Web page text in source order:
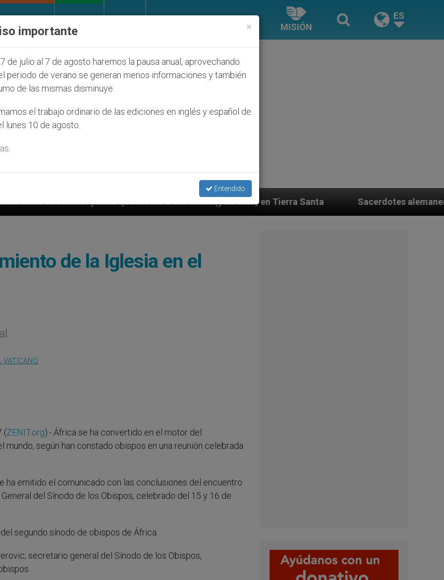
MISIÓN
ES
que afecta a cristianos (y no sólo) en Tierra Santa Sacerdotes alemanes fieles al Papa
de la Iglesia en el
VATICANO
(ZENIT.org).- África se ha convertido en el motor del
según han constado obispos en una reunión celebrada
ha emitido el comunicado con las conclusiones del encuentro
del Sínodo de los Obispos, celebrado del 15 y 16 de
segundo sínodo de obispos de África.
secretario general del Sínodo de los Obispos,
×
importante
de julio al 7 de agosto haremos la pausa anual, aprovechando
periodo de verano se generan menos informaciones y también
de las mismas disminuye.
el trabajo ordinario de las ediciones en inglés y español de
lunes 10 de agosto.
Entendido